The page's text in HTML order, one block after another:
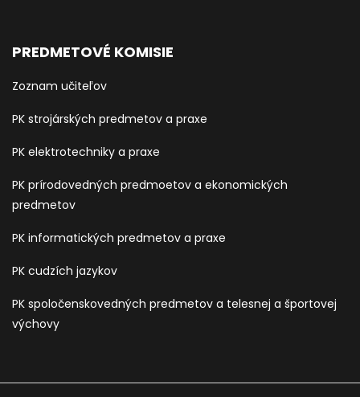
PREDMETOVÉ KOMISIE
Zoznam učiteľov
PK strojárských predmetov a praxe
PK elektrotechniky a praxe
PK prírodovedných predmoetov a ekonomických
predmetov
PK informatických predmetov a praxe
PK cudzích jazykov
PK spoločenskovedných predmetov a telesnej a športovej
výchovy